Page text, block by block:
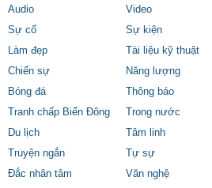
Audio
Video
Sự cố
Sự kiện
Làm đẹp
Tài liệu kỹ thuật
Chiến sự
Năng lượng
Bóng đá
Thông báo
Tranh chấp Biển Đông
Trong nước
Du lịch
Tâm linh
Truyện ngắn
Tự sự
Đắc nhân tâm
Văn nghệ